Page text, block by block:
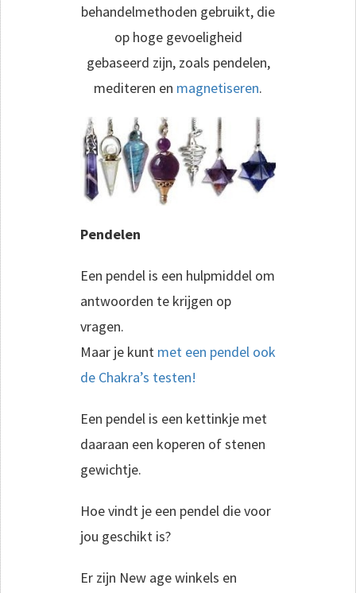
behandelmethoden gebruikt, die
op hoge gevoeligheid
gebaseerd zijn, zoals pendelen,
mediteren en magnetiseren.
Pendelen
Een pendel is een hulpmiddel om
antwoorden te krijgen op
vragen.
Maar je kunt met een pendel ook
de Chakra’s testen!
Een pendel is een kettinkje met
daaraan een koperen of stenen
gewichtje.
Hoe vindt je een pendel die voor
jou geschikt is?
Er zijn New age winkels en